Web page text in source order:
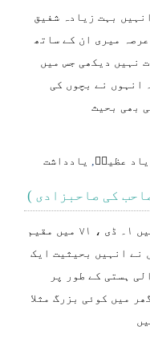
بہت زیادہ شفیق
میری ان کے ساتھ
نہیں دیکھی جس میں
انہوں نے بچوں کی
بھی بحیث
یاد عظیمؒ, یادداشت
کی صاحبزادی )
حضور قلندر بابا اولیاؒء جس دور میں ١۔ ڈی ، ٧١ میں مقیم
نے انہیں بحیثیت ایک
ہستی کے طور پر
میں کوئی بزرگ مثلا